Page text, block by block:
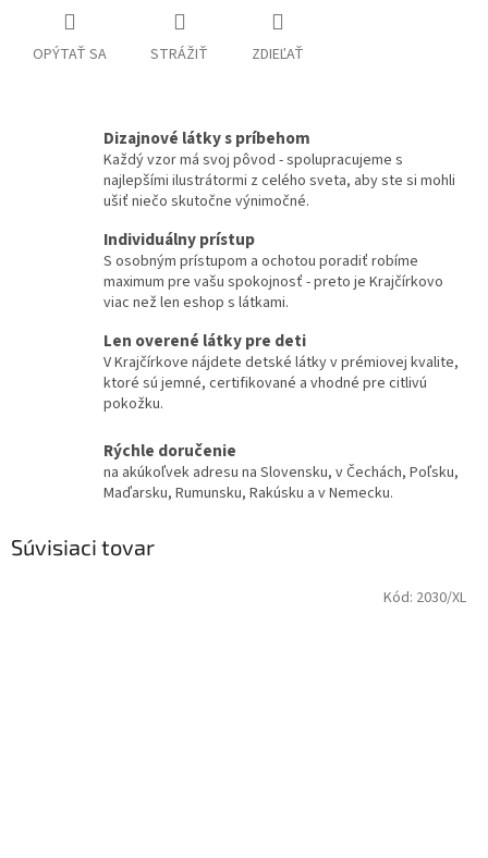
OPÝTAŤ SA STRÁŽIŤ ZDIEĽAŤ
Dizajnové látky s príbehom
Každý vzor má svoj pôvod - spolupracujeme s
najlepšími ilustrátormi z celého sveta, aby ste si mohli
ušiť niečo skutočne výnimočné.
Individuálny prístup
S osobným prístupom a ochotou poradiť robíme
maximum pre vašu spokojnosť - preto je Krajčírkovo
viac než len eshop s látkami.
Len overené látky pre deti
V Krajčírkove nájdete detské látky v prémiovej kvalite,
ktoré sú jemné, certifikované a vhodné pre citlivú
pokožku.
Rýchle doručenie
na akúkoľvek adresu na Slovensku, v Čechách, Poľsku,
Maďarsku, Rumunsku, Rakúsku a v Nemecku.
Súvisiaci tovar
Kód: 2030/XL